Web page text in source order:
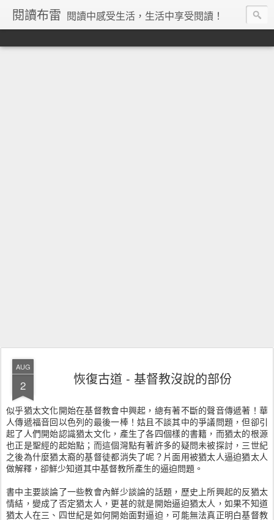
閱讀布雷 閱讀中感受生活，生活中享受閱讀！
AUG
2 恢復古道 - 基督教沒說的部份
似乎猶太文化開始在基督教會中興起，總有著不斷的聲音傳遞著！華
人傳遞福音回以色列的最後一棒！姑且不談其中的爭議問題，但卻引
起了人們開始認識猶太文化，產生了各四個樣的書籍，而猶太的根源
也正是聖經的起始點；而這個灣點有著許多的疑問未被探討，三世紀
之後為什麼猶太裔的基督徒都消失了呢？片面用被猶太人逼迫猶太人
做解釋，卻鮮少知道其中基督教所產生的逼迫問題。
書中主要談論了一些教會內鮮少談論的話題，歷史上所興起的反猶太
情結，變成了否定猶太人，更甚的就是開始逼迫猶太人，如果不知道
猶太人在三、四世紀是如何開始面對逼迫，可能無法真正明白基督教